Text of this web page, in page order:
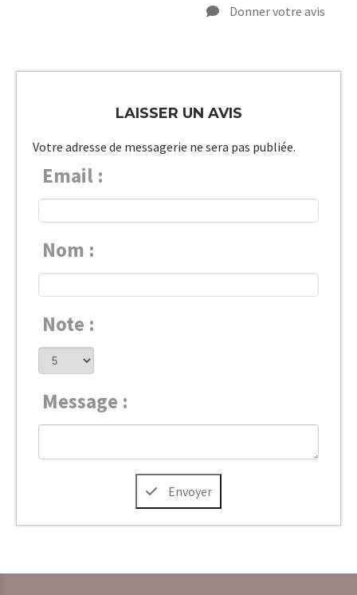
Donner votre avis
LAISSER UN AVIS
Votre adresse de messagerie ne sera pas publiée.
Email :
Nom :
Note :
Message :
Envoyer